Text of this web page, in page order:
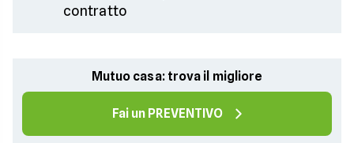
contratto
Mutuo casa: trova il migliore
Fai un PREVENTIVO